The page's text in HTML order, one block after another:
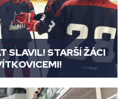
SLAVIL! STARŠÍ ŽÁCI